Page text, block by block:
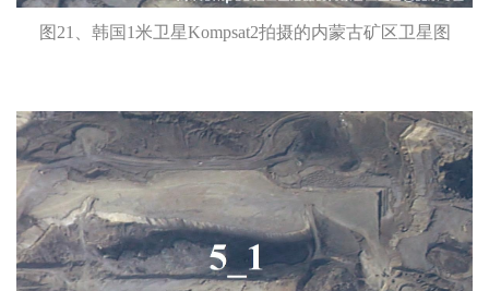
图21、韩国1米卫星Kompsat2拍摄的内蒙古矿区卫星图